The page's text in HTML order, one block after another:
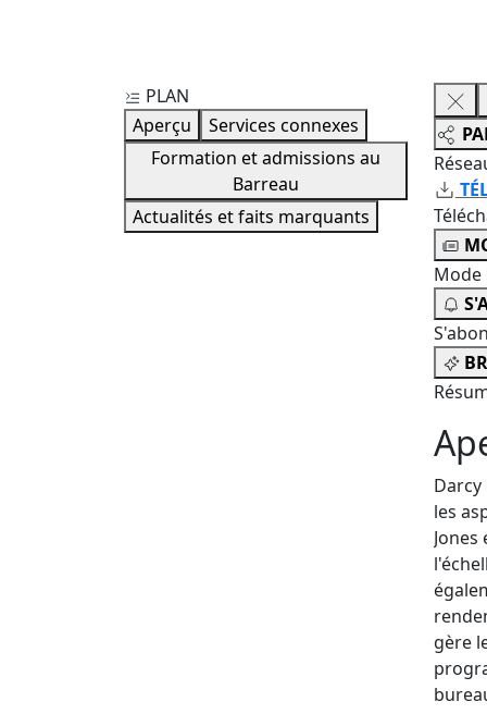
PLAN
Aperçu
Services connexes
Formation et admissions au
Barreau
Actualités et faits marquants
Mode
les
gère